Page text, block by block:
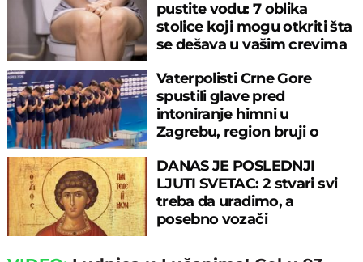
pustite vodu: 7 oblika
stolice koji mogu otkriti šta
se dešava u vašim crevima
Vaterpolisti Crne Gore
spustili glave pred
intoniranje himni u
Zagrebu, region bruji o
DANAS JE POSLEDNJI
LJUTI SVETAC: 2 stvari svi
treba da uradimo, a
posebno vozači